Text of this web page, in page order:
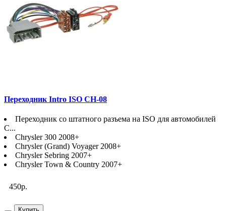
Переходник Intro ISO CH-08
Переходник со штатного разъема на ISO для автомобилей
C...
Chrysler 300 2008+
Chrysler (Grand) Voyager 2008+
Chrysler Sebring 2007+
Chrysler Town & Country 2007+
450р.